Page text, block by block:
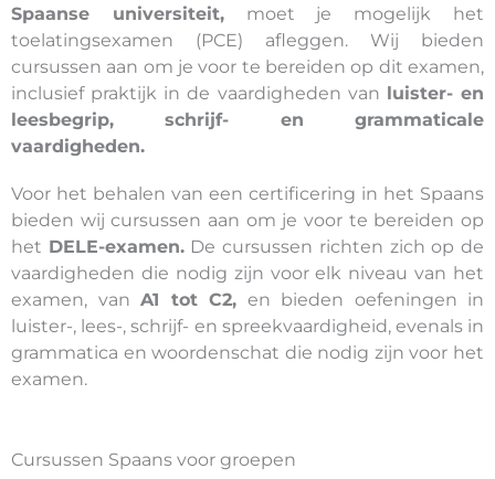
Spaanse universiteit,moet je mogelijk het
toelatingsexamen (PCE) afleggen. Wij bieden
cursussen aan om je voor te bereiden op dit examen,
inclusief praktijk in de vaardigheden van luister- en
leesbegrip, schrijf- en grammaticale
vaardigheden.
Voor het behalen van een certificering in het Spaans
bieden wij cursussen aan om je voor te bereiden op
het DELE-examen.De cursussen richten zich op de
vaardigheden die nodig zijn voor elk niveau van het
examen, van A1 tot C2, en bieden oefeningen in
luister-, lees-, schrijf- en spreekvaardigheid, evenals in
grammatica en woordenschat die nodig zijn voor het
examen.
Cursussen Spaans voor groepen